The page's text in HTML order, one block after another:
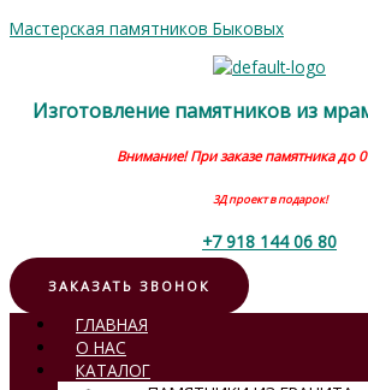
Перейти
Мастерская памятников Быковых
Изготовление памятников из
Внимание! При заказе памятника до
3Д проект в подарок!
+7 918 144 06 80
ЗАКАЗАТЬ ЗВОНОК
Меню
ГЛАВНАЯ
О НАС
КАТАЛОГ